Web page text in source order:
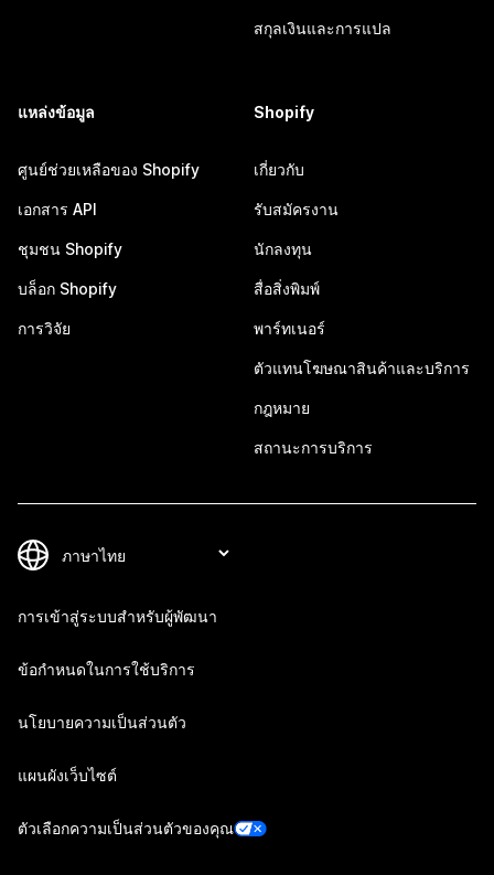
สกุลเงินและการแปล
แหล่งข้อมูล
ศูนย์ช่วยเหลือของ Shopify
เอกสาร API
ชุมชน Shopify
บล็อก Shopify
การวิจัย
Shopify
เกี่ยวกับ
รับสมัครงาน
นักลงทุน
สื่อสิ่งพิมพ์
พาร์ทเนอร์
ตัวแทนโฆษณาสินค้าและบริการ
กฎหมาย
สถานะการบริการ
การเข้าสู่ระบบสำหรับผู้พัฒนา
ข้อกำหนดในการใช้บริการ
นโยบายความเป็นส่วนตัว
แผนผังเว็บไซต์
ตัวเลือกความเป็นส่วนตัวของคุณ